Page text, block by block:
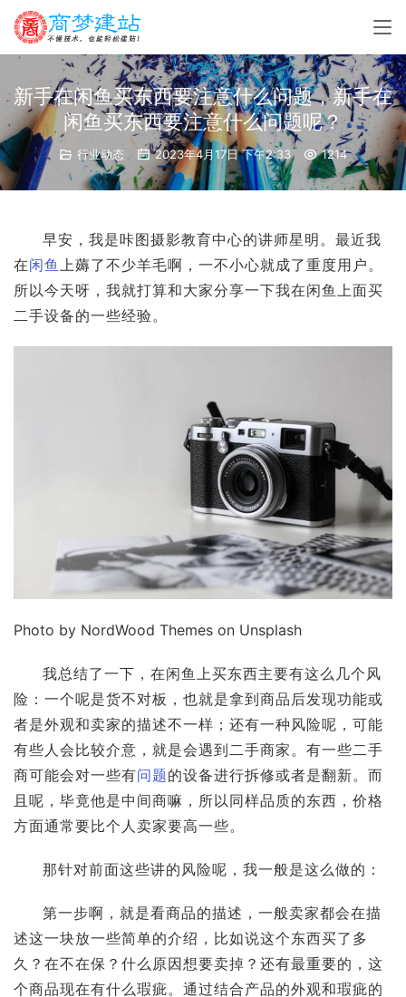
新手在闲鱼买东西要注意什么问题，新手在
闲鱼买东西要注意什么问题呢？
行业动态 2023年4月17日 下午2:33 1214
早安，我是咔图摄影教育中心的讲师星明。最近我
在闲鱼 上薅了不少羊毛啊，一不小心就成了重度用户。
所以今天呀，我就打算和大家分享一下我在闲鱼上面买
二手设备的一些经验。
Photo by NordWood Themes on Unsplash
我总结了一下，在闲鱼上买东西主要有这么几个风
险：一个呢是货不对板，也就是拿到商品后发现功能或
者是外观和卖家的描述不一样；还有一种风险呢，可能
有些人会比较介意，就是会遇到二手商家。有一些二手
商可能会对一些有问题的设备进行拆修或者是翻新。而
且呢，毕竟他是中间商嘛，所以同样品质的东西，价格
方面通常要比个人卖家要高一些。
那针对前面这些讲的风险呢，我一般是这么做的：
第一步啊，就是看商品的描述，一般卖家都会在描
述这一块放一些简单的介绍，比如说这个东西买了多
久？在不在保？什么原因想要卖掉？还有最重要的，这
个商品现在有什么瑕疵。通过结合产品的外观和瑕疵的